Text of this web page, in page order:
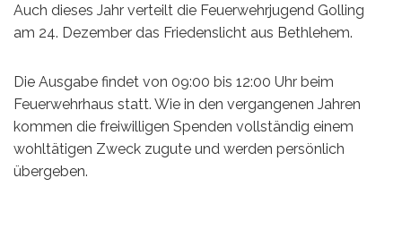
Auch dieses Jahr verteilt die Feuerwehrjugend Golling
am 24. Dezember das Friedenslicht aus Bethlehem.
Die Ausgabe findet von 09:00 bis 12:00 Uhr beim
Feuerwehrhaus statt. Wie in den vergangenen Jahren
kommen die freiwilligen Spenden vollständig einem
wohltätigen Zweck zugute und werden persönlich
übergeben.